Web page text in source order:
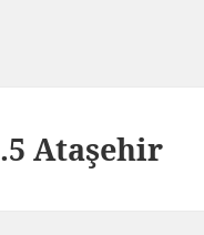
Ataşehir